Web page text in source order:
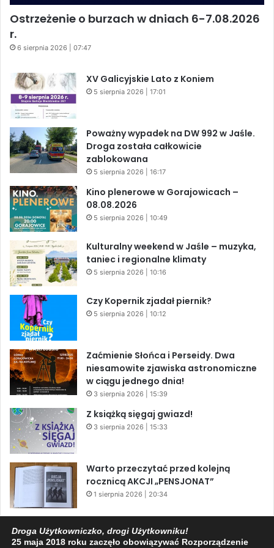
Ostrzeżenie o burzach w dniach 6-7.08.2026
r.
6 sierpnia 2026 | 07:47
XV Galicyjskie Lato z Koniem
5 sierpnia 2026 | 17:01
Poważny wypadek na DW 992 w Jaśle.
Droga została całkowicie
zablokowana
5 sierpnia 2026 | 16:17
Kino plenerowe w Gorajowicach –
08.08.2026
5 sierpnia 2026 | 10:49
Kulturalny weekend w Jaśle – muzyka,
taniec i regionalne klimaty
5 sierpnia 2026 | 10:16
Czy Kopernik zjadał piernik?
5 sierpnia 2026 | 10:12
Zaćmienie Słońca i Perseidy. Dwa
niesamowite zjawiska astronomiczne
w ciągu jednego dnia!
3 sierpnia 2026 | 15:39
Z książką sięgaj gwiazd!
3 sierpnia 2026 | 15:33
Warto przeczytać przed kolejną
rocznicą AKCJI „PENSJONAT”
1 sierpnia 2026 | 20:34
31 lipca 2026 | 11:44
Droga Użytkowniczko, drogi Użytkowniku!
25 maja 2018 roku zaczęło obowiązywać Rozporządzenie